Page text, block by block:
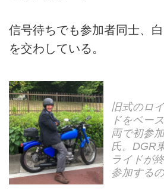
信号待ちでも参加者同士、
を交わしている。
旧式のロ
ドをベー
両で初参
氏。DGR
ライドが
参加する